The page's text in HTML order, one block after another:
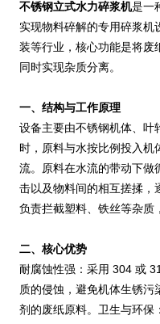
不锈钢立式水力碎浆机是一
实现物料碎解的专用碎浆机
装等行业，核心功能是将废
同时实现杂质分离。
一、结构与工作原理
设备主要由不锈钢机体、叶
时，原料与水按比例投入机
流。原料在水流的带动下做
击以及物料间的相互搓揉，
负责拦截塑料、铁丝等杂质
二、核心优势
耐腐蚀性强：采用 304 或
质的侵蚀，避免机体生锈
剂的废纸原料。卫生与环保